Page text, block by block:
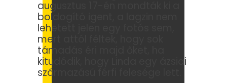
augusztus 17-én mondták ki a
boldogító igent, a lagzin nem
lehetett jelen egy fotós sem,
mert attól féltek, hogy sok
támadás éri majd őket, ha
kitudódik, hogy Linda egy ázsiai
származású férfi felesége lett.